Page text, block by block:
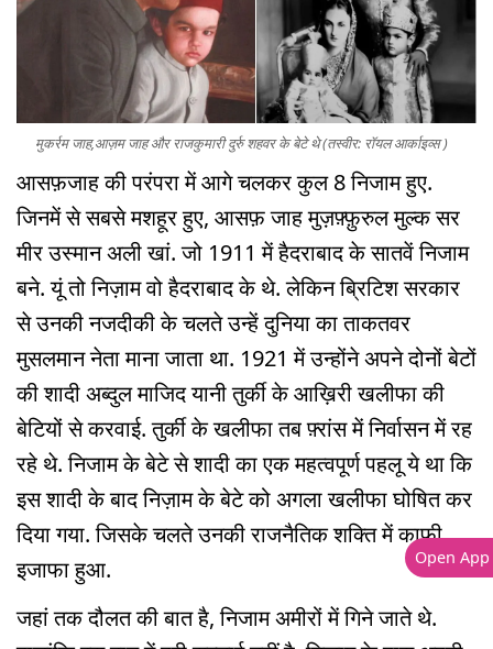
मुकर्रम जाह,आज़म जाह और राजकुमारी दुर्रु शहवर के बेटे थे (तस्वीर: रॉयल आर्काइव्स )
आसफ़जाह की परंपरा में आगे चलकर कुल 8 निजाम हुए.
जिनमें से सबसे मशहूर हुए, आसफ़ जाह मुज़फ़्फ़ुरुल मुल्क सर
मीर उस्मान अली खां. जो 1911 में हैदराबाद के सातवें निजाम
बने. यूं तो निज़ाम वो हैदराबाद के थे. लेकिन ब्रिटिश सरकार
से उनकी नजदीकी के चलते उन्हें दुनिया का ताकतवर
मुसलमान नेता माना जाता था. 1921 में उन्होंने अपने दोनों बेटों
की शादी अब्दुल माजिद यानी तुर्की के आख़िरी खलीफा की
बेटियों से करवाई. तुर्की के खलीफा तब फ़्रांस में निर्वासन में रह
रहे थे. निजाम के बेटे से शादी का एक महत्वपूर्ण पहलू ये था कि
इस शादी के बाद निज़ाम के बेटे को अगला खलीफा घोषित कर
दिया गया. जिसके चलते उनकी राजनैतिक शक्ति में काफी
इजाफा हुआ.
जहां तक दौलत की बात है, निजाम अमीरों में गिने जाते थे.
Open App